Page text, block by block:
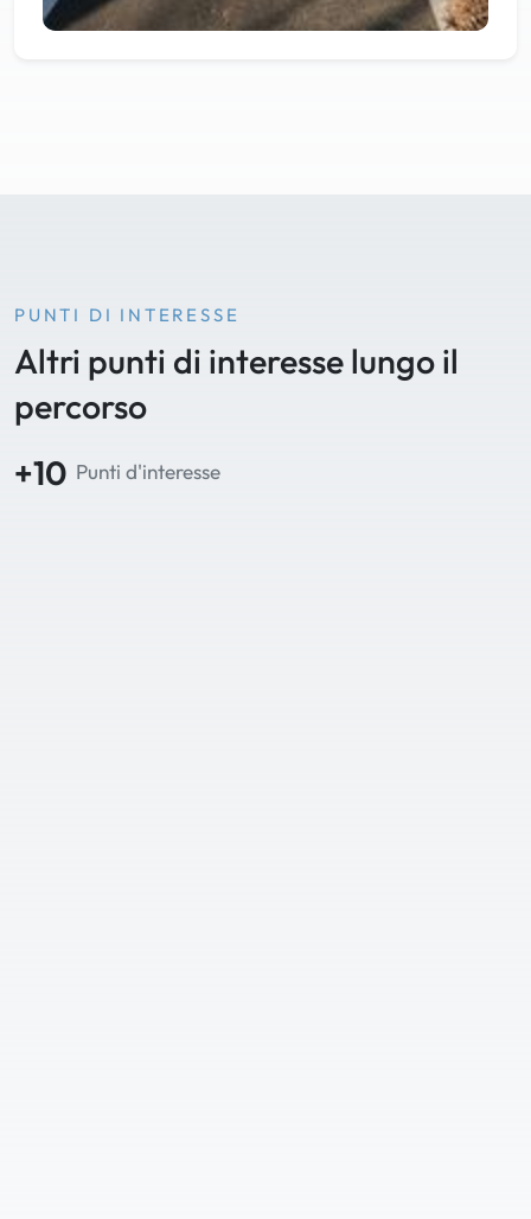
PUNTI DI INTERESSE
Altri punti di interesse lungo il
percorso
+10 Punti d'interesse